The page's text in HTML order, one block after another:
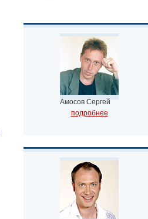
Амосов Сергей
подробнее